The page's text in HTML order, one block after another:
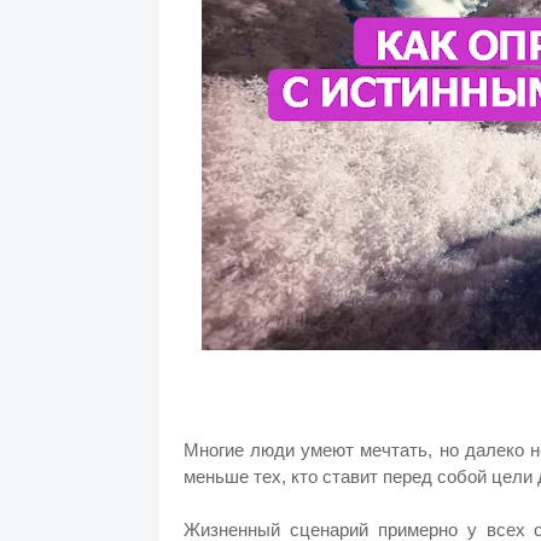
Многие люди умеют мечтать, но далеко
меньше тех, кто ставит перед собой
Жизненный сценарий примерно у всех